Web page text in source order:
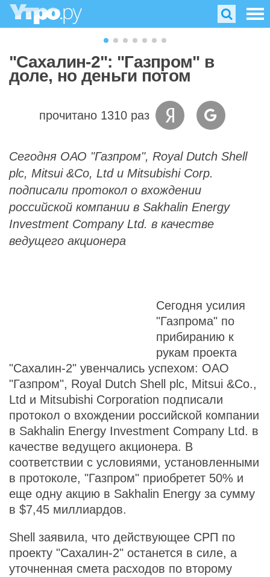
"Сахалин-2": "Газпром" в
доле, но деньги потом
прочитано 1310 раз
Сегодня ОАО "Газпром", Royal Dutch Shell
plc, Mitsui &Co, Ltd и Mitsubishi Corp.
подписали протокол о вхождении
российской компании в Sakhalin Energy
Investment Company Ltd. в качестве
ведущего акционера
Сегодня усилия
"Газпрома" по
прибиранию к
рукам проекта
"Сахалин-2" увенчались успехом: ОАО
"Газпром", Royal Dutch Shell plc, Mitsui &Co.,
Ltd и Mitsubishi Corporation подписали
протокол о вхождении российской компании
в Sakhalin Energy Investment Company Ltd. в
качестве ведущего акционера. В
соответствии с условиями, установленными
в протоколе, "Газпром" приобретет 50% и
еще одну акцию в Sakhalin Energy за сумму
в $7,45 миллиардов.
Shell заявила, что действующее СРП по
проекту "Сахалин-2" останется в силе, а
уточненная смета расходов по второму